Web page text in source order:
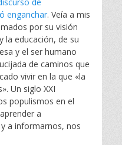
enganchar. Veía a mis
por su visión
la educación, de su
y el ser humano
de caminos que
vivir en la que «la
Un siglo XXI
populismos en el
a
a informarnos, nos